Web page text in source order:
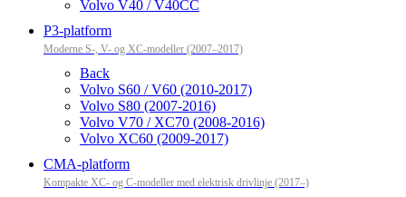
Volvo V40 / V40CC
P3-platform
Moderne S-, V- og XC-modeller (2007–2017)
Back
Volvo S60 / V60 (2010-2017)
Volvo S80 (2007-2016)
Volvo V70 / XC70 (2008-2016)
Volvo XC60 (2009-2017)
CMA-platform
Kompakte XC- og C-modeller med elektrisk drivlinje (2017–)